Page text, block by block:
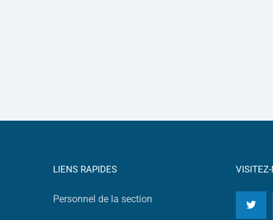
LIENS RAPIDES
Personnel de la section
VISITEZ-